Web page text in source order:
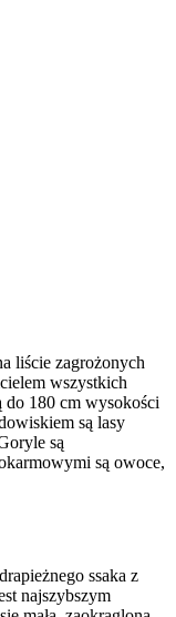
liście zagrożonych
wszystkich
do 180 cm wysokości
są lasy
są
są owoce,
ssaka z
najszybszym